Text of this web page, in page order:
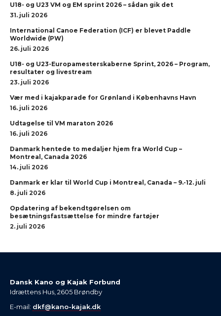
U18- og U23 VM og EM sprint 2026 – sådan gik det
31. juli 2026
International Canoe Federation (ICF) er blevet Paddle
Worldwide (PW)
26. juli 2026
U18- og U23-Europamesterskaberne Sprint, 2026 – Program,
resultater og livestream
23. juli 2026
Vær med i kajakparade for Grønland i Københavns Havn
16. juli 2026
Udtagelse til VM maraton 2026
16. juli 2026
Danmark hentede to medaljer hjem fra World Cup –
Montreal, Canada 2026
14. juli 2026
Danmark er klar til World Cup i Montreal, Canada – 9.-12. juli
8. juli 2026
Opdatering af bekendtgørelsen om
besætningsfastsættelse for mindre fartøjer
2. juli 2026
Dansk Kano og Kajak Forbund
Idrættens Hus, 2605 Brøndby
E-mail: dkf@kano-kajak.dk